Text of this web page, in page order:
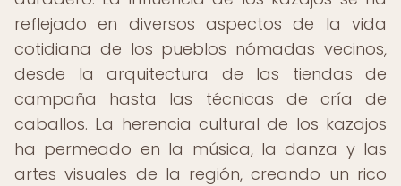
reflejado en diversos aspectos de la vida
cotidiana de los pueblos nómadas vecinos,
desde la arquitectura de las tiendas de
campaña hasta las técnicas de cría de
caballos. La herencia cultural de los kazajos
ha permeado en la música, la danza y las
artes visuales de la región, creando un rico